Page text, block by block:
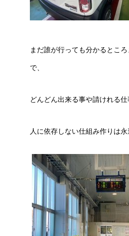
まだ誰が行っても分かるとこ
で、
どんどん出来る事や請けれる
人に依存しない仕組み作りは永